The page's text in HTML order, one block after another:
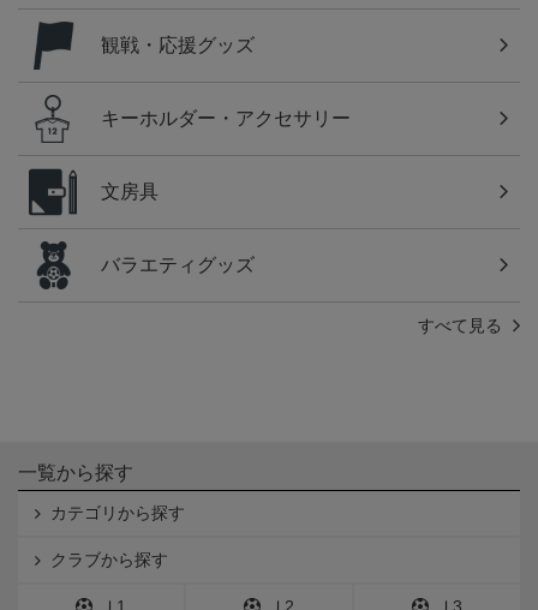
観戦・応援グッズ
キーホルダー・アクセサリー
文房具
バラエティグッズ
すべて見る
一覧から探す
カテゴリから探す
クラブから探す
Ｊ1 Ｊ2 Ｊ3